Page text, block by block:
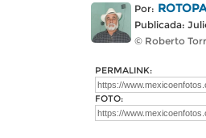
Por: ROTOPA
Publicada:
© Roberto
PERMALINK:
FOTO: